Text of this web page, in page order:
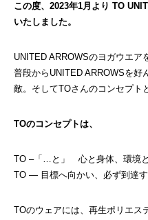
この度、2023年1月より TO
いたしました。
UNITED ARROWSのヨガウエア
普段からUNITED ARROWSを好
敵。そしてTOさんのコンセプト
TOのコンセプトは、
TO –「…と」 心と身体、環境と
TO — 目標へ向かい、必ず到達す
TOのウェアには、再生ポリエス